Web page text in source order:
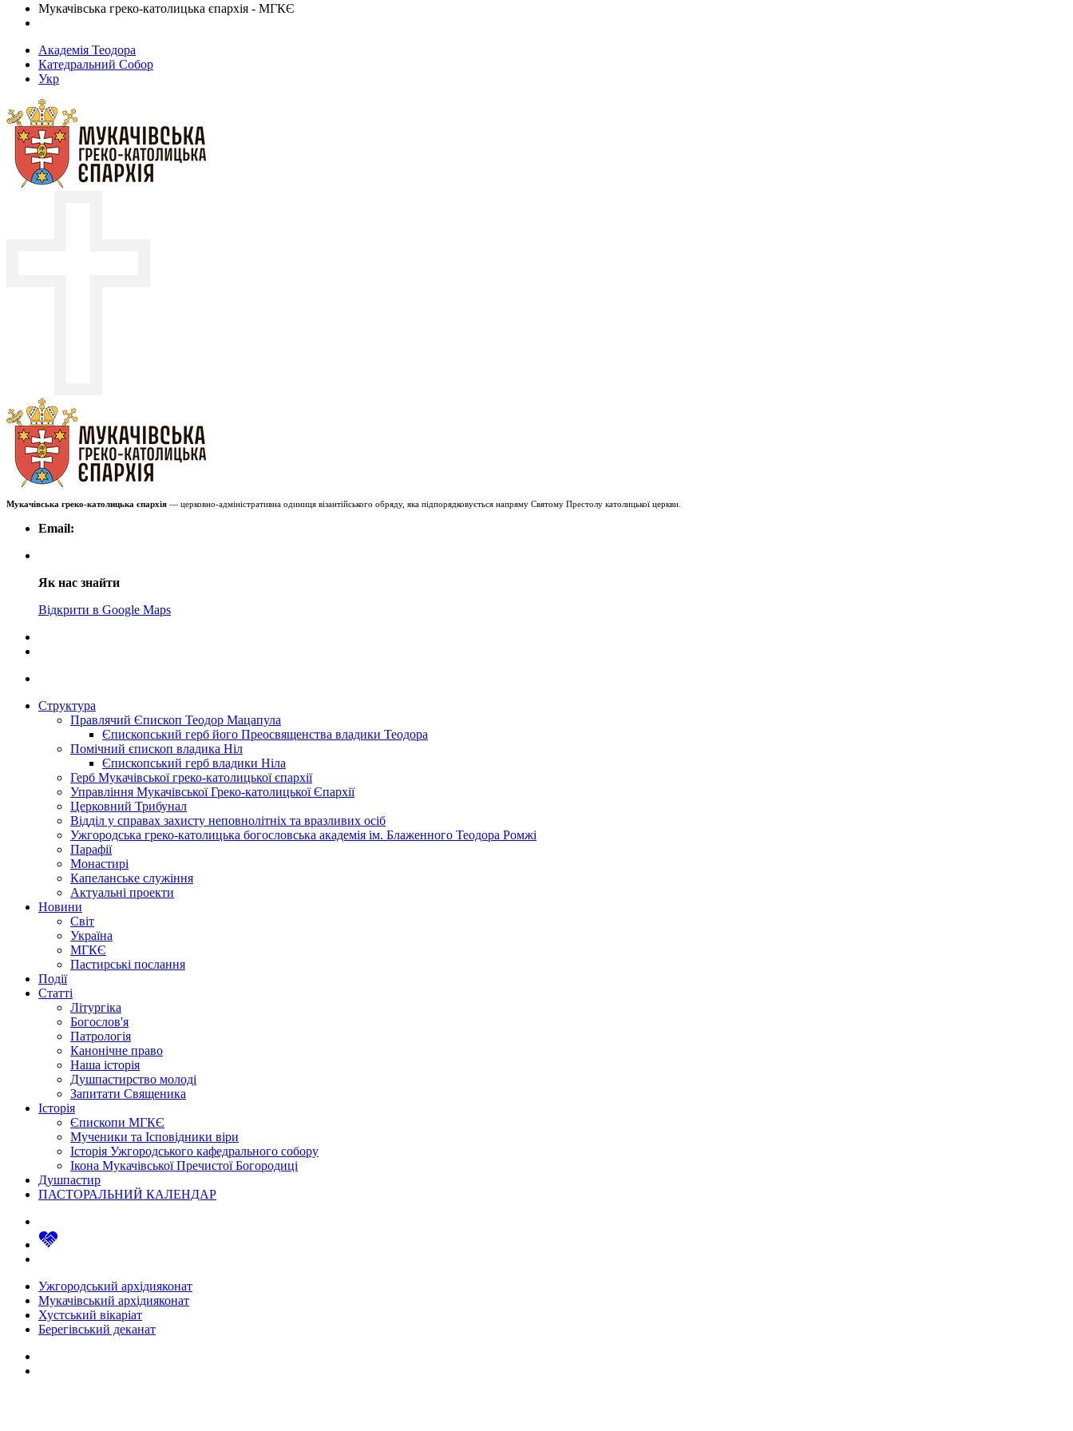
Мукачівська греко-католицька єпархія - МГКЄ
Академія Теодора
Катедральний Собор
Укр
Мукачівська греко-католицька єпархія — церковно-адміністративна одиниця візантійського обряду, яка підпорядковується напряму Святому Престолу католицької церкви.
Email:
Як нас знайти
Відкрити в Google Maps
Структура
Правлячий Єпископ Теодор Мацапула
Єпископський герб його Преосвященства владики Теодора
Помічний єпископ владика Ніл
Єпископський герб владики Ніла
Герб Мукачівської греко-католицької єпархії
Управління Мукачівської Греко-католицької Єпархії
Церковний Трибунал
Відділ у справах захисту неповнолітніх та вразливих осіб
Ужгородська греко-католицька богословська академія ім. Блаженного Теодора Ромжі
Парафії
Монастирі
Капеланське служіння
Актуальні проекти
Новини
Світ
Україна
МГКЄ
Пастирські послання
Події
Статті
Літургіка
Богослов'я
Патрологія
Канонічне право
Наша історія
Душпастирство молоді
Запитати Священика
Історія
Єпископи МГКЄ
Мученики та Ісповідники віри
Історія Ужгородського кафедрального собору
Ікона Мукачівської Пречистої Богородиці
Душпастир
ПАСТОРАЛЬНИЙ КАЛЕНДАР
Ужгородський архідияконат
Мукачівський архідияконат
Хустський вікаріат
Берегівський деканат